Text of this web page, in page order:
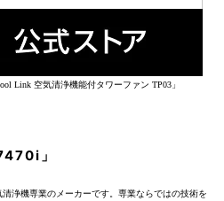
Link 空気清浄機能付タワーファン TP03」
」
浄機専業のメーカーです。専業ならではの技術を